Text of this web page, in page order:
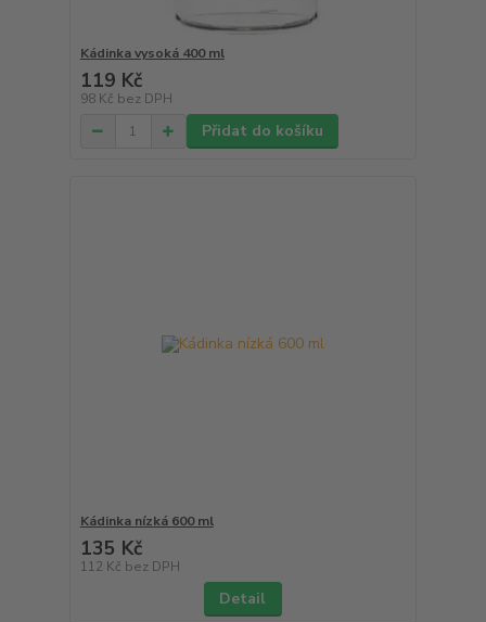
Kádinka vysoká 400 ml
119 Kč
98 Kč bez DPH
Přidat do košíku
Kádinka nízká 600 ml
135 Kč
112 Kč bez DPH
Detail